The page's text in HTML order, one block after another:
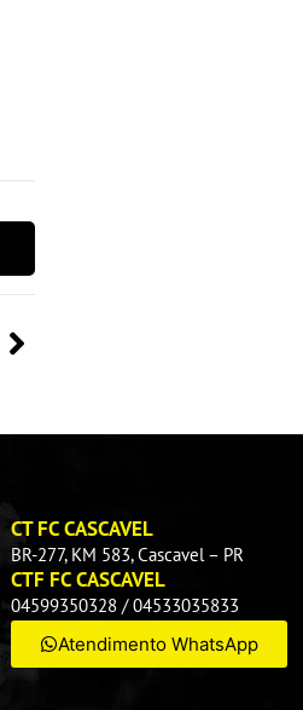
CT FC CASCAVEL
BR-277, KM 583, Cascavel – PR
CTF FC CASCAVEL
04599350328 / 04533035833
Atendimento WhatsApp